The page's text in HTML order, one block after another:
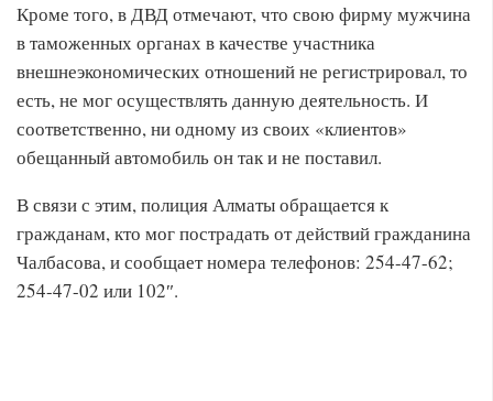
Кроме того, в ДВД отмечают, что свою фирму мужчина
в таможенных органах в качестве участника
внешнеэкономических отношений не регистрировал, то
есть, не мог осуществлять данную деятельность. И
соответственно, ни одному из своих «клиентов»
обещанный автомобиль он так и не поставил.
В связи с этим, полиция Алматы обращается к
гражданам, кто мог пострадать от действий гражданина
Чалбасова, и сообщает номера телефонов: 254-47-62;
254-47-02 или 102″.